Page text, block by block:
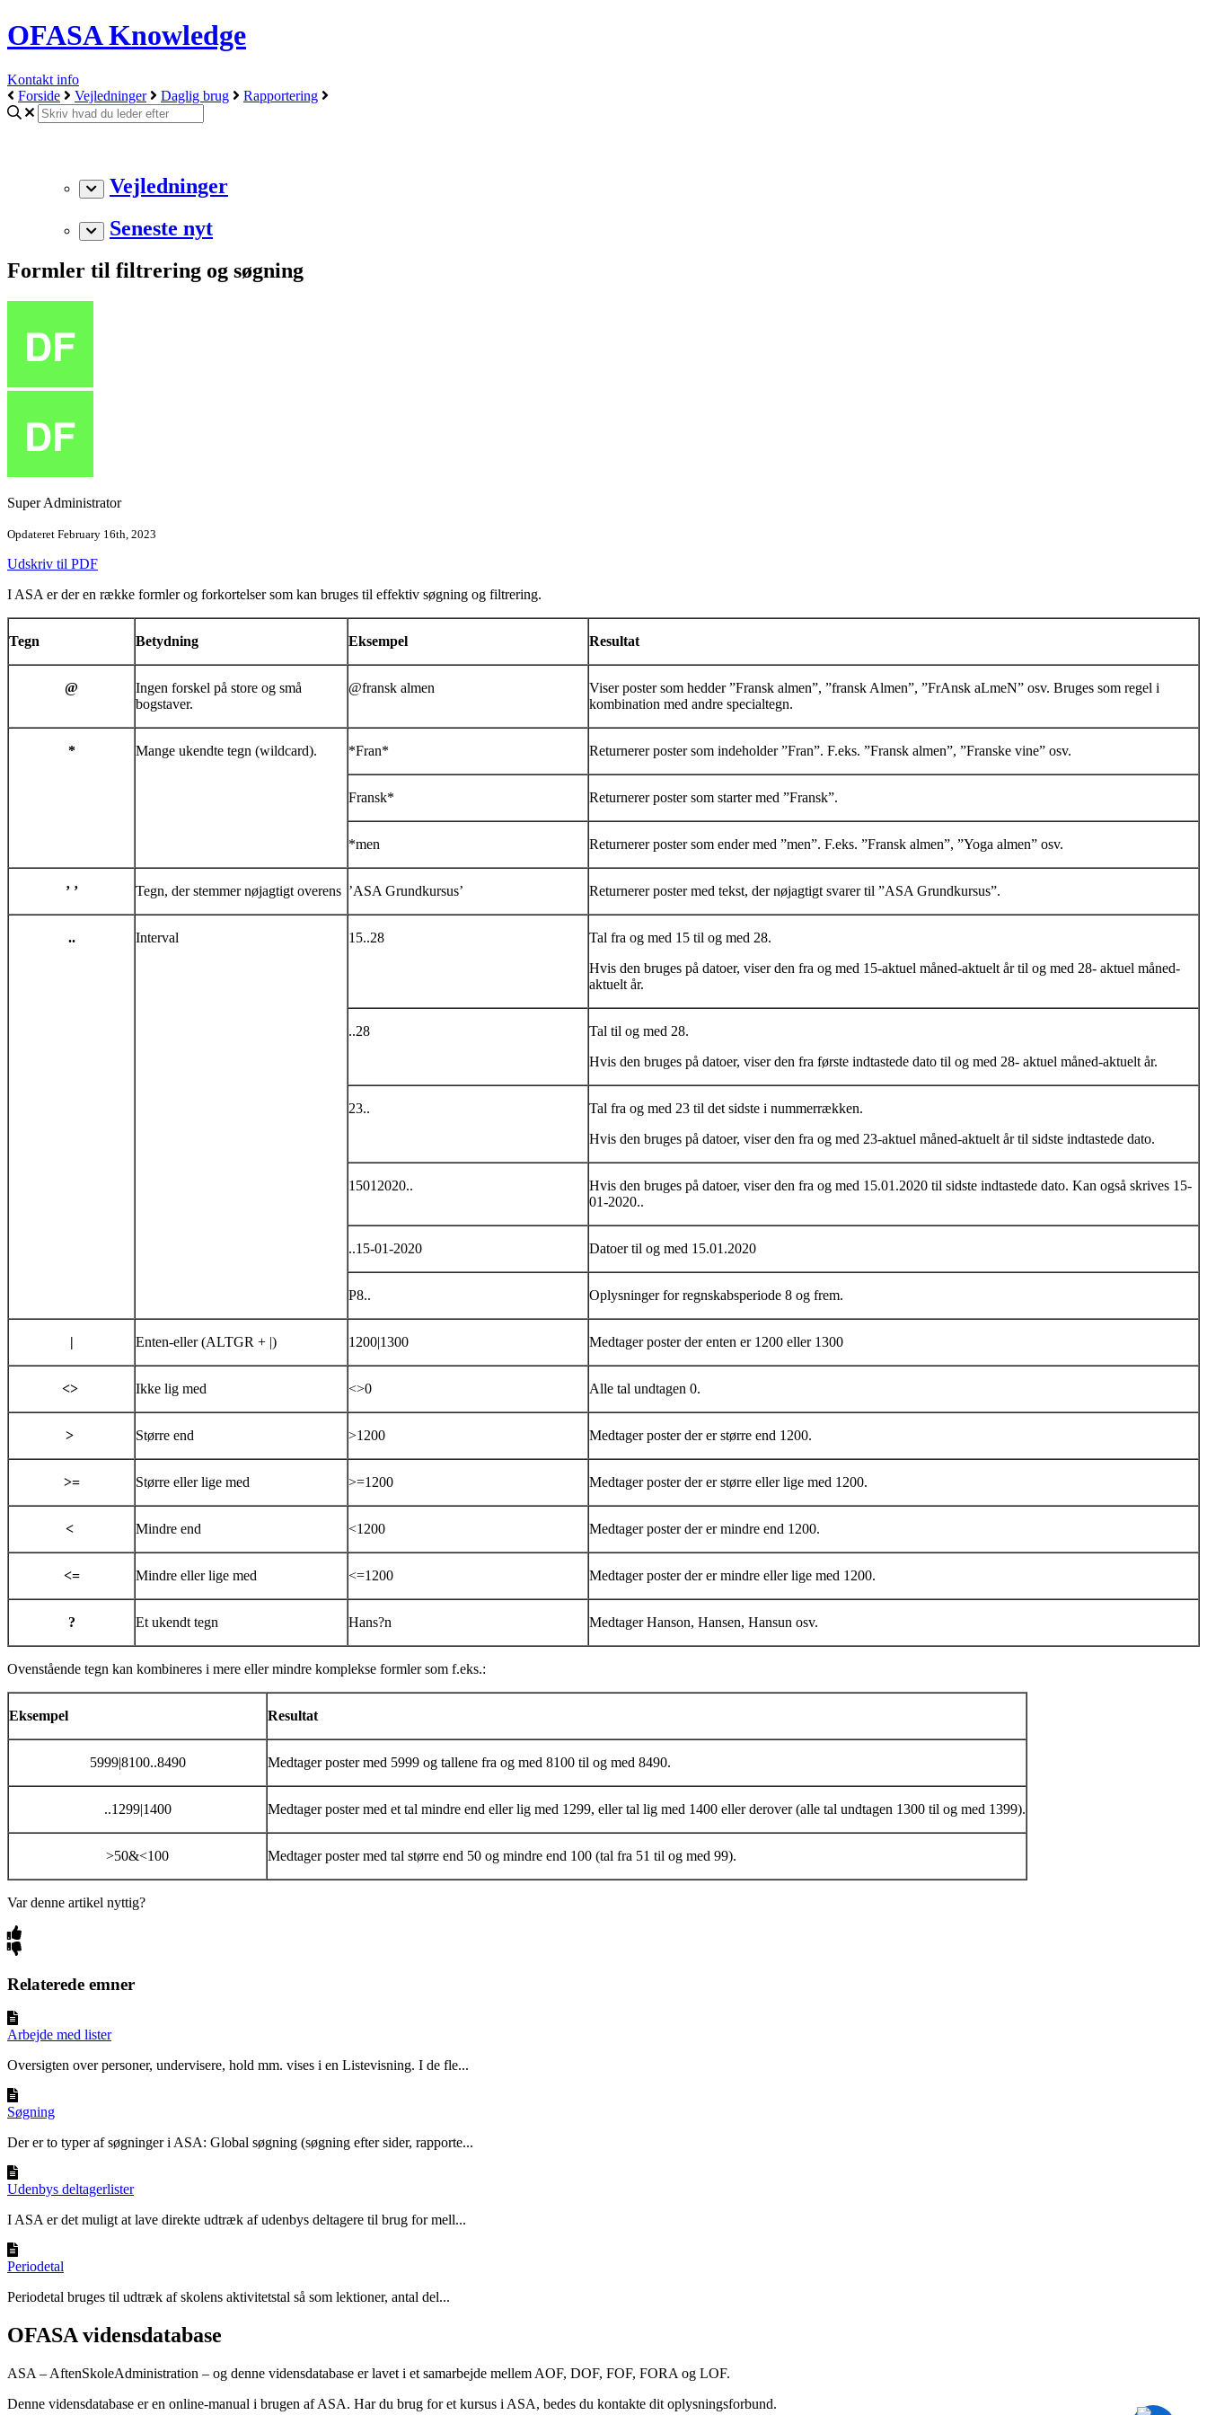
OFASA Knowledge
Kontakt info
Forside
Vejledninger Daglig brug Rapportering
Vejledninger
Seneste nyt
Formler til filtrering og søgning
Super Administrator
Opdateret February 16th, 2023
Udskriv til PDF
I ASA er der en række formler og forkortelser som kan bruges til effektiv søgning og filtrering.
Tegn Betydning Eksempel Resultat
@
Ingen forskel på store og små
bogstaver.
@fransk almen
Viser poster som hedder ”Fransk almen”, ”fransk Almen”, ”FrAnsk aLmeN” osv. Bruges som regel i
kombination med andre specialtegn.
* Mange ukendte tegn (wildcard). *Fran* Returnerer poster som indeholder ”Fran”. F.eks. ”Fransk almen”, ”Franske vine” osv.
Fransk* Returnerer poster som starter med ”Fransk”.
*men Returnerer poster som ender med ”men”. F.eks. ”Fransk almen”, ”Yoga almen” osv.
’ ’ Tegn, der stemmer nøjagtigt overens ’ASA Grundkursus’ Returnerer poster med tekst, der nøjagtigt svarer til ”ASA Grundkursus”.
.. Interval 15..28
Tal fra og med 15 til og med 28.
Hvis den bruges på datoer, viser den fra og med 15-aktuel måned-aktuelt år til og med 28- aktuel måned-
aktuelt år.
..28
Tal til og med 28.
Hvis den bruges på datoer, viser den fra første indtastede dato til og med 28- aktuel måned-aktuelt år.
23..
Tal fra og med 23 til det sidste i nummerrækken.
Hvis den bruges på datoer, viser den fra og med 23-aktuel måned-aktuelt år til sidste indtastede dato.
15012020..
Hvis den bruges på datoer, viser den fra og med 15.01.2020 til sidste indtastede dato. Kan også skrives 15-
01-2020..
..15-01-2020 Datoer til og med 15.01.2020
P8.. Oplysninger for regnskabsperiode 8 og frem.
| Enten-eller (ALTGR + |) 1200|1300 Medtager poster der enten er 1200 eller 1300
<> Ikke lig med <>0 Alle tal undtagen 0.
> Større end >1200 Medtager poster der er større end 1200.
>= Større eller lige med >=1200 Medtager poster der er større eller lige med 1200.
< Mindre end <1200 Medtager poster der er mindre end 1200.
<= Mindre eller lige med <=1200 Medtager poster der er mindre eller lige med 1200.
? Et ukendt tegn Hans?n Medtager Hanson, Hansen, Hansun osv.
Ovenstående tegn kan kombineres i mere eller mindre komplekse formler som f.eks.:
Eksempel Resultat
5999|8100..8490 Medtager poster med 5999 og tallene fra og med 8100 til og med 8490.
..1299|1400 Medtager poster med et tal mindre end eller lig med 1299, eller tal lig med 1400 eller derover (alle tal undtagen 1300 til og med 1399).
>50&<100 Medtager poster med tal større end 50 og mindre end 100 (tal fra 51 til og med 99).
Var denne artikel nyttig?
Relaterede emner
Arbejde med lister
Oversigten over personer, undervisere, hold mm. vises i en Listevisning. I de fle...
Søgning
Der er to typer af søgninger i ASA: Global søgning (søgning efter sider, rapporte...
Udenbys deltagerlister
I ASA er det muligt at lave direkte udtræk af udenbys deltagere til brug for mell...
Periodetal
Periodetal bruges til udtræk af skolens aktivitetstal så som lektioner, antal del...
OFASA vidensdatabase
ASA – AftenSkoleAdministration – og denne vidensdatabase er lavet i et samarbejde mellem AOF, DOF, FOF, FORA og LOF.
Denne vidensdatabase er en online-manual i brugen af ASA. Har du brug for et kursus i ASA, bedes du kontakte dit oplysningsforbund.